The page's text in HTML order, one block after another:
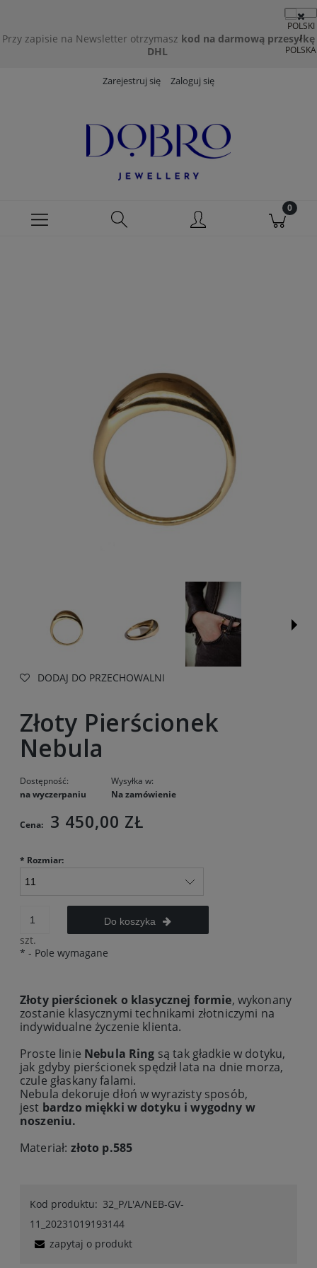
Przy zapisie na Newsletter otrzymasz kod na darmową przesyłkę
DHL
Zarejestruj się Zaloguj się
DODAJ DO PRZECHOWALNI
Złoty Pierścionek
Nebula
Dostępność:
na wyczerpaniu
Wysyłka w:
Na zamówienie
Cena: 3 450,00 ZŁ
* Rozmiar:
szt.
Do koszyka
* - Pole wymagane
Złoty pierścionek o klasycznej formie, wykonany
zostanie klasycznymi technikami złotniczymi na
indywidualne życzenie klienta.
Proste linie Nebula Ring są tak gładkie w dotyku,
jak gdyby pierścionek spędził lata na dnie morza,
czule głaskany falami.
Nebula dekoruje dłoń w wyrazisty sposób,
jest bardzo miękki w dotyku i wygodny w
noszeniu.
Materiał: złoto p.585
Kod produktu: 32_P/L'A/NEB-GV-
11_20231019193144
zapytaj o produkt